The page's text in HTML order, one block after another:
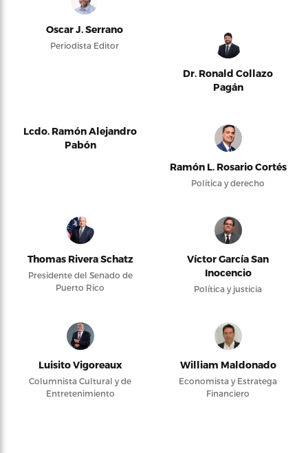
Oscar J. Serrano
Periodista Editor
Dr. Ronald Collazo
Pagán
Lcdo. Ramón Alejandro
Pabón
Ramón L. Rosario Cortés
Política y derecho
Thomas Rivera Schatz
Presidente del Senado de
Puerto Rico
Víctor García San
Inocencio
Política y justicia
Luisito Vigoreaux
Columnista Cultural y de
Entretenimiento
William Maldonado
Economista y Estratega
Financiero